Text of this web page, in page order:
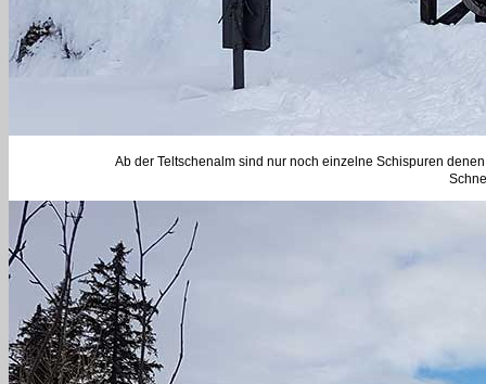
Ab der Teltschenalm sind nur noch einzelne Schispuren